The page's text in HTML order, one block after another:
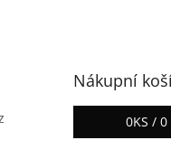
Nákupní
0KS /0